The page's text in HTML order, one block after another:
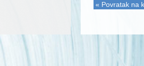
« Povratak na